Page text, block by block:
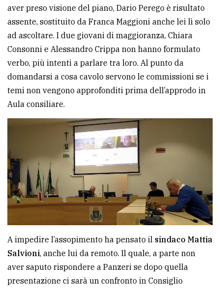
policy
Cookie
policy
aver preso visione del piano, Dario Perego è risultato
assente, sostituito da Franca Maggioni anche lei lì solo
ad ascoltare. I due giovani di maggioranza, Chiara
Consonni e Alessandro Crippa non hanno formulato
verbo, più intenti a parlare tra loro. Al punto da
domandarsi a cosa cavolo servono le commissioni se i
temi non vengono approfonditi prima dell’approdo in
Aula consiliare.
A impedire l’assopimento ha pensato il sindaco Mattia
Salvioni, anche lui da remoto. Il quale, a parte non
aver saputo rispondere a Panzeri se dopo quella
presentazione ci sarà un confronto in Consiglio